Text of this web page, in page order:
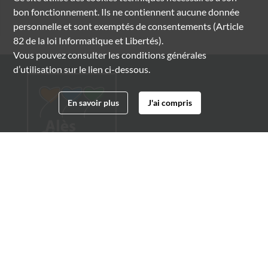
bon fonctionnement. Ils ne contiennent aucune donnée
personnelle et sont exemptés de consentements (Article
82 de la loi Informatique et Libertés).
Vous pouvez consulter les conditions générales
d’utilisation sur le lien ci-dessous.
En savoir plus J'ai compris